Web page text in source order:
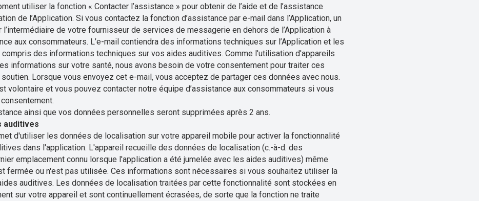
utiliser la fonction « Contacter l’assistance » pour obtenir de l’aide et de l’assistance
de l’Application. Si vous contactez la fonction d’assistance par e-mail dans l’Application, un
l’intermédiaire de votre fournisseur de services de messagerie en dehors de l’Application à
aux consommateurs. L’e-mail contiendra des informations techniques sur l’Application et les
des informations techniques sur vos aides auditives. Comme l'utilisation d'appareils
informations sur votre santé, nous avons besoin de votre consentement pour traiter ces
Lorsque vous envoyez cet e-mail, vous acceptez de partager ces données avec nous.
volontaire et vous pouvez contacter notre équipe d’assistance aux consommateurs si vous
ainsi que vos données personnelles seront supprimées après 2 ans.
auditives
d'utiliser les données de localisation sur votre appareil mobile pour activer la fonctionnalité
dans l'application. L'appareil recueille des données de localisation (c.-à-d. des
emplacement connu lorsque l'application a été jumelée avec les aides auditives) même
fermée ou n'est pas utilisée. Ces informations sont nécessaires si vous souhaitez utiliser la
auditives. Les données de localisation traitées par cette fonctionnalité sont stockées en
sur votre appareil et sont continuellement écrasées, de sorte que la fonction ne traite